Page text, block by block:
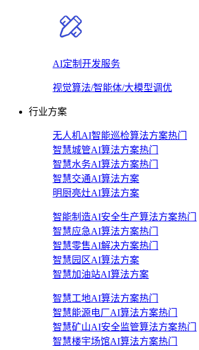
AI定制开发服务
视觉算法/智能体/大模型调优
行业方案
无人机AI智能巡检算法方案热门
智慧城管AI算法方案热门
智慧水务AI算法方案热门
智慧交通AI算法方案
明厨亮灶AI算法方案
智能制造AI安全生产算法方案热门
智慧应急AI算法方案热门
智慧零售AI解决方案热门
智慧园区AI算法方案
智慧加油站AI算法方案
智慧工地AI算法方案热门
智慧能源电厂AI算法方案热门
智慧矿山AI安全监管算法方案热门
智慧楼宇场馆AI算法方案热门